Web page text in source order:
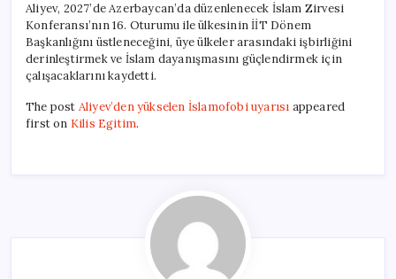
Aliyev, 2027’de Azerbaycan’da düzenlenecek İslam Zirvesi
Konferansı’nın 16. Oturumu ile ülkesinin İİT Dönem
Başkanlığını üstleneceğini, üye ülkeler arasındaki işbirliğini
derinleştirmek ve İslam dayanışmasını güçlendirmek için
çalışacaklarını kaydetti.
The post Aliyev’den yükselen İslamofobi uyarısı appeared
first on Kilis Egitim.